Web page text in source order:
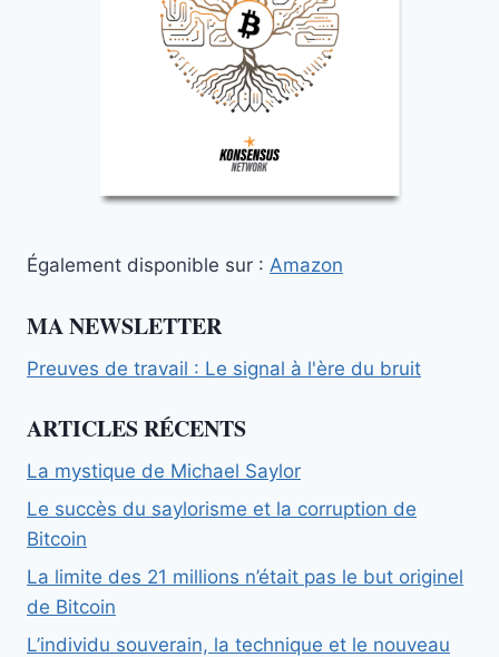
Également disponible sur : Amazon
MA NEWSLETTER
Preuves de travail : Le signal à l'ère du bruit
ARTICLES RÉCENTS
La mystique de Michael Saylor
Le succès du saylorisme et la corruption de
Bitcoin
La limite des 21 millions n’était pas le but originel
de Bitcoin
L’individu souverain, la technique et le nouveau